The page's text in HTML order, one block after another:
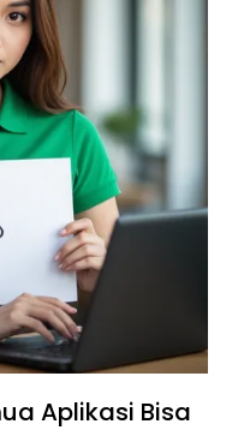
Aplikasi Bisa